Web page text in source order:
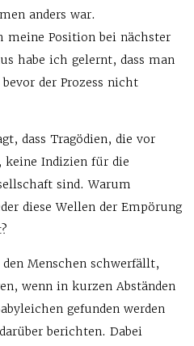
anders war.
meine Position bei nächster
habe ich gelernt, dass man
der Prozess nicht
dass Tragödien, die vor
keine Indizien für die
sind. Warum
diese Wellen der Empörung
Menschen schwerfällt,
wenn in kurzen Abständen
gefunden werden
berichten. Dabei